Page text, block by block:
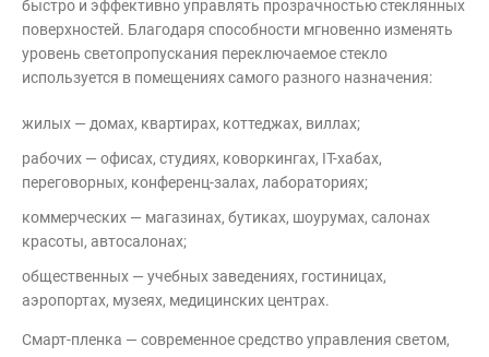
быстро и эффективно управлять прозрачностью стеклянных
поверхностей. Благодаря способности мгновенно изменять
уровень светопропускания переключаемое стекло
используется в помещениях самого разного назначения:
жилых — домах, квартирах, коттеджах, виллах;
рабочих — офисах, студиях, коворкингах, IT-хабах,
переговорных, конференц-залах, лабораториях;
коммерческих — магазинах, бутиках, шоурумах, салонах
красоты, автосалонах;
общественных — учебных заведениях, гостиницах,
аэропортах, музеях, медицинских центрах.
Смарт-пленка — современное средство управления светом,